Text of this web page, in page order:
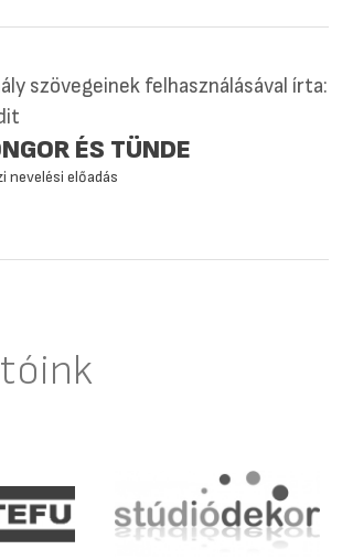
szövegeinek felhasználásával írta:
ÉS TÜNDE
előadás